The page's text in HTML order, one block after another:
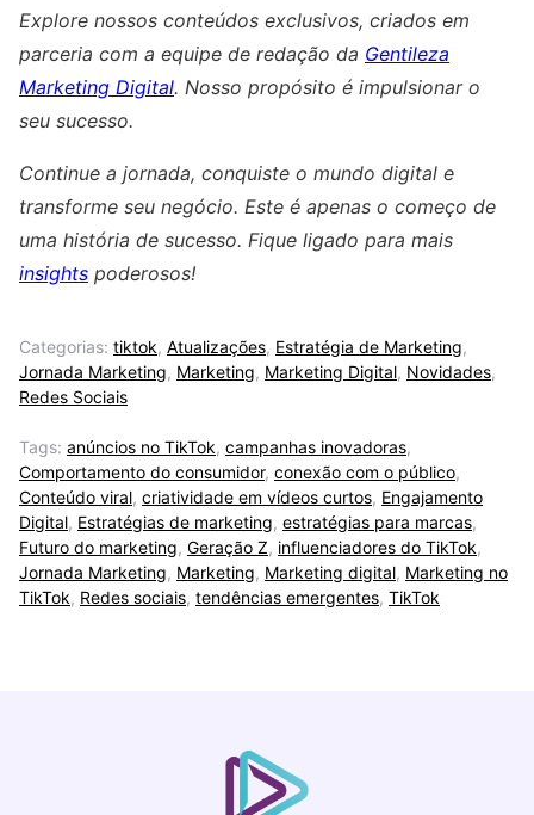
Explore nossos conteúdos exclusivos, criados em
parceria com a equipe de redação da Gentileza
Marketing Digital. Nosso propósito é impulsionar o
seu sucesso.
Continue a jornada, conquiste o mundo digital e
transforme seu negócio. Este é apenas o começo de
uma história de sucesso. Fique ligado para mais
insights poderosos!
Categorias: tiktok, Atualizações, Estratégia de Marketing,
Jornada Marketing, Marketing, Marketing Digital, Novidades,
Redes Sociais
Tags: anúncios no TikTok, campanhas inovadoras,
Comportamento do consumidor, conexão com o público,
Conteúdo viral, criatividade em vídeos curtos, Engajamento
Digital, Estratégias de marketing, estratégias para marcas,
Futuro do marketing, Geração Z, influenciadores do TikTok,
Jornada Marketing, Marketing, Marketing digital, Marketing no
TikTok, Redes sociais, tendências emergentes, TikTok